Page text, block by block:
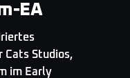
EA
Cats Studios,
im Early